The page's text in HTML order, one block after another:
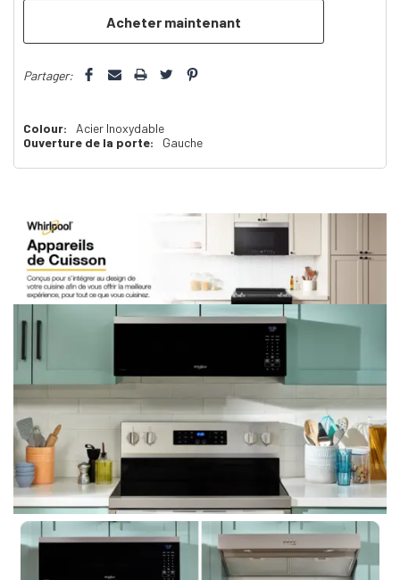
Partager:
Colour:
Acier Inoxydable
Ouverture de la porte:
Gauche